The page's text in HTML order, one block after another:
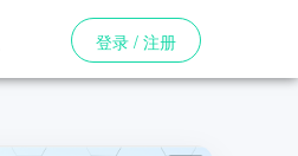
登录 / 注册